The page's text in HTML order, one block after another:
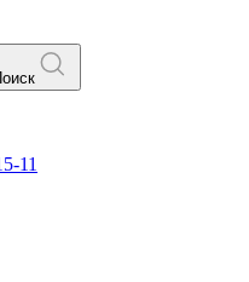
11